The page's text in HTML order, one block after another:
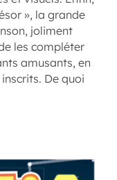
», la grande
joliment
les compléter
amusants, en
De quoi